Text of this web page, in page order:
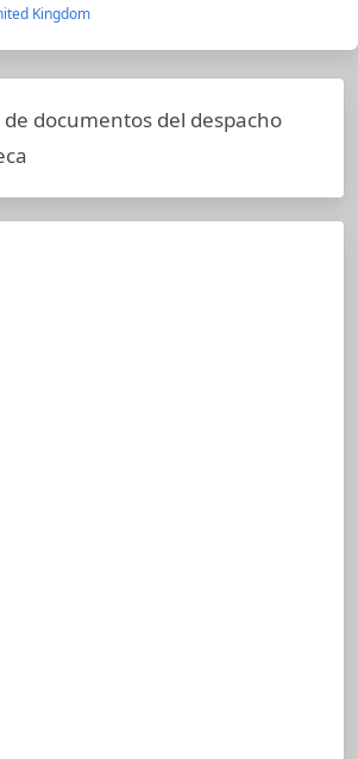
Kingdom
documentos del despacho